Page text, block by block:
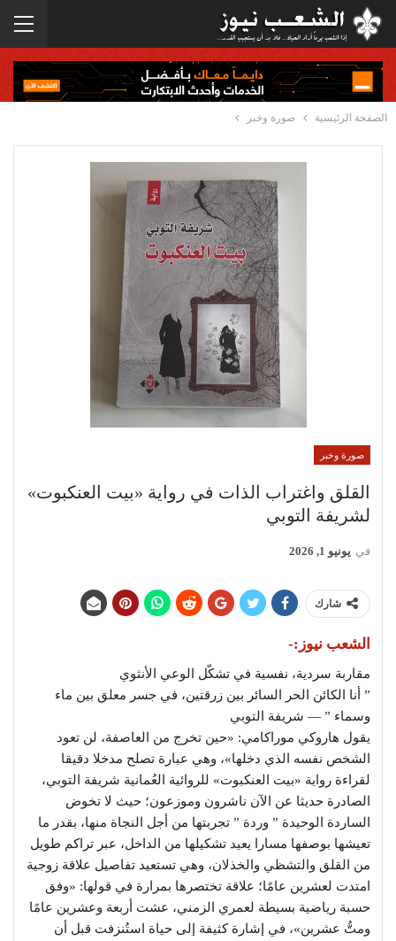
الصفحة الرئيسية صورة وخبر
صورة وخبر
القلق واغتراب الذات في رواية «بيت العنكبوت»
لشريفة التوبي
في يونيو 1, 2026
شارك
الشعب نيوز:-
مقاربة سردية، نفسية في تشكّل الوعي الأنثوي
” أنا الكائن الحر السائر بين زرقتين، في جسر معلق بين ماء
وسماء ” — شريفة التوبي
يقول هاروكي موراكامي: «حين تخرج من العاصفة، لن تعود
الشخص نفسه الذي دخلها»، وهي عبارة تصلح مدخلا دقيقا
لقراءة رواية «بيت العنكبوت» للروائية العُمانية شريفة التوبي،
الصادرة حديثا عن الآن ناشرون وموزعون؛ حيث لا تخوض
الساردة الوحيدة ” وردة ” تجربتها من أجل النجاة منها، بقدر ما
تعيشها بوصفها مسارا يعيد تشكيلها من الداخل، عبر تراكم طويل
من القلق والتشظي والخذلان، وهي تستعيد تفاصيل علاقة زوجية
امتدت لعشرين عامًا؛ علاقة تختصرها بمرارة في قولها: «وفق
حسبة رياضية بسيطة لعمري الزمني، عشت أربعة وعشرين عامًا
ومتُّ عشرين»، في إشارة كثيفة إلى حياة استُنزفت قبل أن